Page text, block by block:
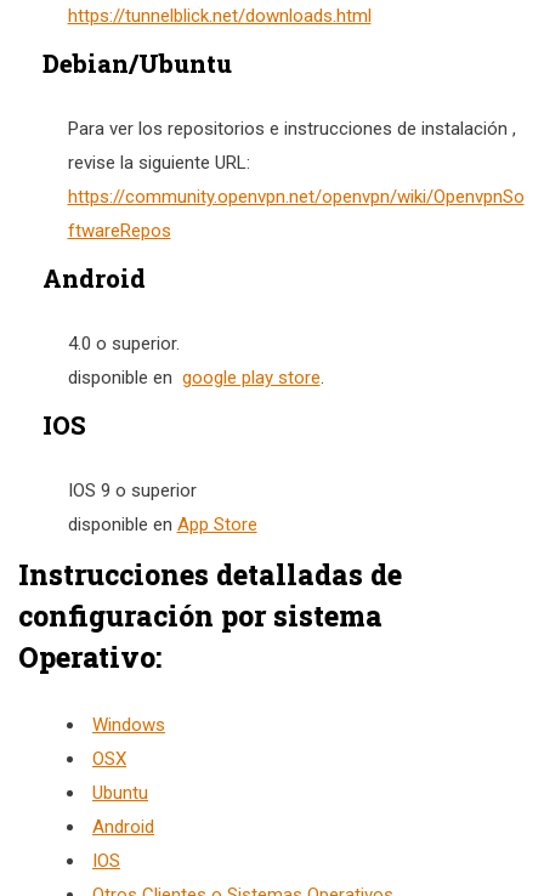
https://tunnelblick.net/downloads.html
Debian/Ubuntu
Para ver los repositorios e instrucciones de instalación ,
revise la siguiente URL:
https://community.openvpn.net/openvpn/wiki/OpenvpnSo
ftwareRepos
Android
4.0 o superior.
disponible en google play store.
IOS
IOS 9 o superior
disponible en App Store
Instrucciones detalladas de
configuración por sistema
Operativo:
Windows
OSX
Ubuntu
Android
IOS